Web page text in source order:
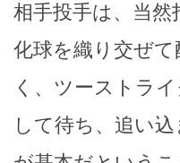
相手投手は、当
化球を織り交ぜ
く、ツーストラ
して待ち、追い